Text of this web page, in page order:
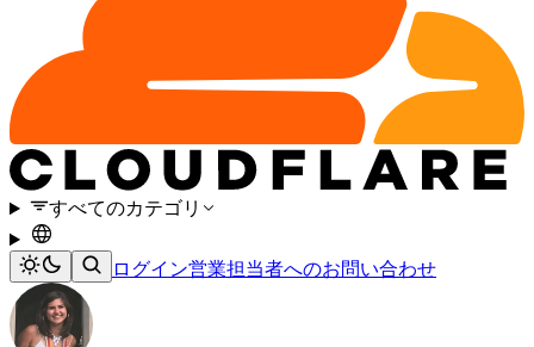
すべてのカテゴリ
ログイン営業担当者へのお問い合わせ